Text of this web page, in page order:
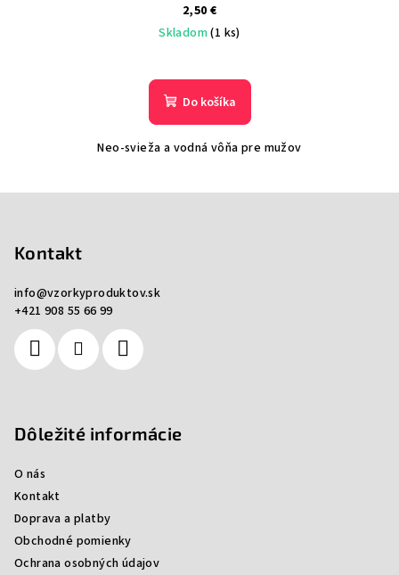
2,50 €
Skladom(1 ks)
Do košíka
Neo-svieža a vodná vôňa pre mužov
Kontakt
info@vzorkyproduktov.sk
+421 908 55 66 99
Dôležité informácie
O nás
Kontakt
Doprava a platby
Obchodné pomienky
Ochrana osobných údajov